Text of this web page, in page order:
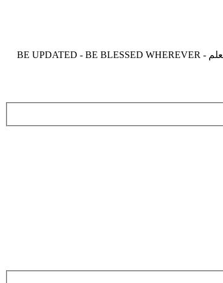
موقع زدنى علما zdny3lma - عالم بلا حدود من العلم و التعلم و المعرفة - INCREASE ME IN KNOWLEDGE - BE BENEFIT - BE USEFUL - علم واتعلم - BE UPDATED - BE BLESSED WHEREVER